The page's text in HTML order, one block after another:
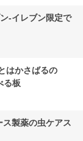
‐イレブン限定で
はかさばるの
る板
製薬の虫ケアス